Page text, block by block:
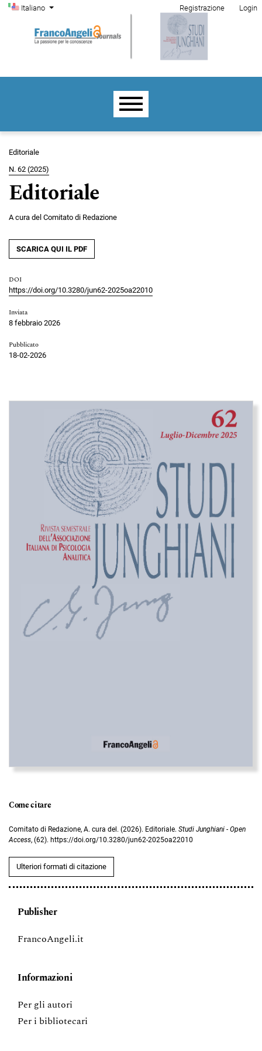
Salta al menu principale di navigazione
Salta al contenuto principale
Salta al piè di pagina del sito
Cambia la lingua. La lingua corrente è:
Italiano
Menu di amministrazione
Registrazione Login
Menu principale
Editoriale
N. 62 (2025)
Editoriale
A cura del Comitato di Redazione
SCARICA QUI IL PDF
DOI
https://doi.org/10.3280/jun62-2025oa22010
Inviata
8 febbraio 2026
Pubblicato
18-02-2026
Immagine di copertina
Come citare
Comitato di Redazione, A. cura del. (2026). Editoriale. Studi Junghiani - Open
Access, (62). https://doi.org/10.3280/jun62-2025oa22010
Ulteriori formati di citazione
Publisher
FrancoAngeli.it
Informazioni
Per gli autori
Per i bibliotecari